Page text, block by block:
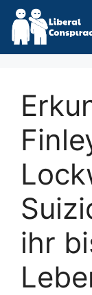
Skip
content
ihr